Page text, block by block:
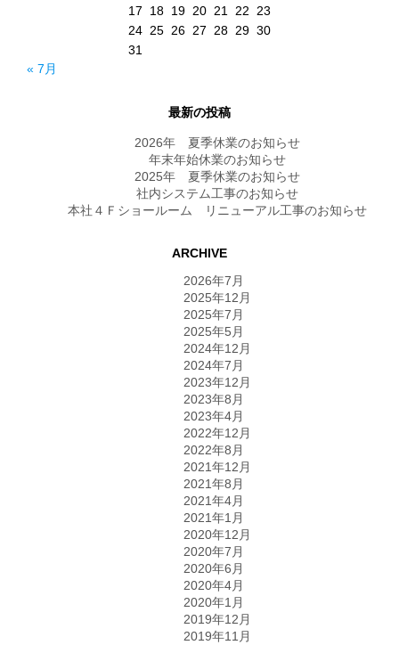
17 18 19 20 21 22 23
24 25 26 27 28 29 30
31
« 7月
最新の投稿
2026年 夏季休業のお知らせ
年末年始休業のお知らせ
2025年 夏季休業のお知らせ
社内システム工事のお知らせ
本社４Ｆショールーム リニューアル工事のお知らせ
ARCHIVE
2026年7月
2025年12月
2025年7月
2025年5月
2024年12月
2024年7月
2023年12月
2023年8月
2023年4月
2022年12月
2022年8月
2021年12月
2021年8月
2021年4月
2021年1月
2020年12月
2020年7月
2020年6月
2020年4月
2020年1月
2019年12月
2019年11月